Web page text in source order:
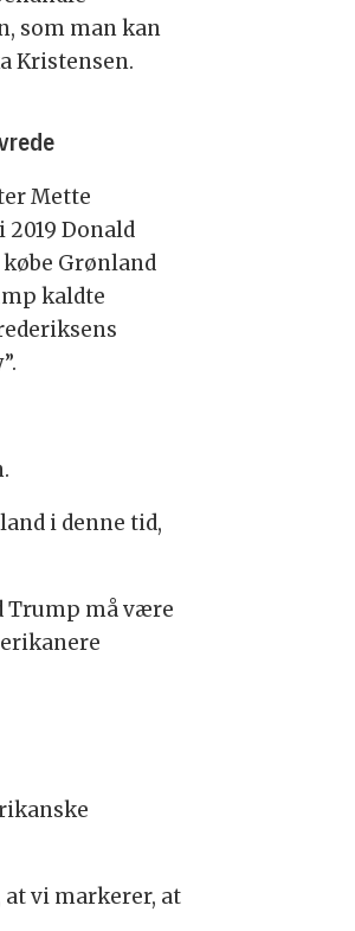
som man kan
Kristensen.
Mette
2019 Donald
Grønland
kaldte
i denne tid,
Trump må være
vi markerer, at